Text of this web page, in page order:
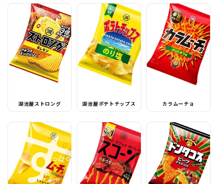
湖池屋ストロング 湖池屋ポテトチップス カラムーチョ